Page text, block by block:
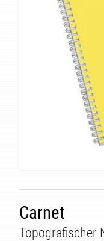
Carnet
Topografischer